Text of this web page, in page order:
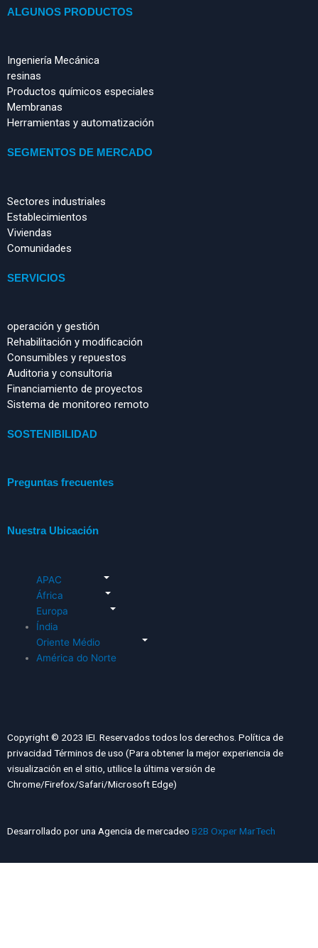
ALGUNOS PRODUCTOS
Ingeniería Mecánica
resinas
Productos químicos especiales
Membranas
Herramientas y automatización
SEGMENTOS DE MERCADO
Sectores industriales
Establecimientos
Viviendas
Comunidades
SERVICIOS
operación y gestión
Rehabilitación y modificación
Consumibles y repuestos
Auditoria y consultoria
Financiamiento de proyectos
Sistema de monitoreo remoto
SOSTENIBILIDAD
Preguntas frecuentes
Nuestra Ubicación
APAC
África
Europa
Índia
Oriente Médio
América do Norte
Copyright © 2023 IEI. Reservados todos los derechos. Política de
privacidad Términos de uso (Para obtener la mejor experiencia de
visualización en el sitio, utilice la última versión de
Chrome/Firefox/Safari/Microsoft Edge)
Desarrollado por una Agencia de mercadeo B2B Oxper MarTech